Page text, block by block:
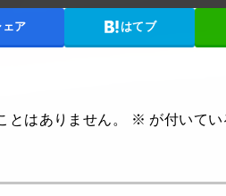
ェア はてブ
とはありません。 ※ が付いて